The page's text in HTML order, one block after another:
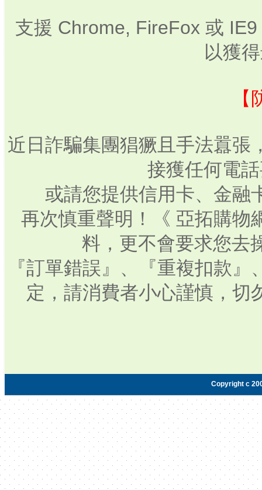
支援 Chrome, FireFox 或
以獲
近日詐騙集團猖獗且手法囂張
接獲任何電
或請您提供信用卡、金融
再次慎重聲明！《 亞拓購物
料，更不會要求您去
『訂單錯誤』、『重複扣款
定，請消費者小心謹慎，切
Copyright c